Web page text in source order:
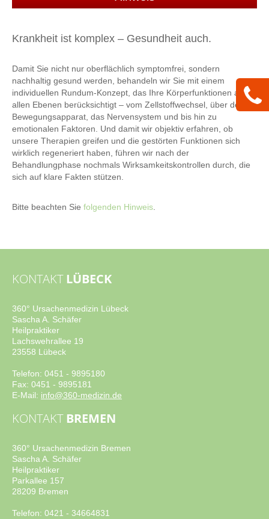
Krankheit ist komplex – Gesundheit auch.
Damit Sie nicht nur oberflächlich symptomfrei, sondern
nachhaltig gesund werden, behandeln wir Sie mit einem
individuellen Rundum-Konzept, das Ihre Körperfunktionen auf
allen Ebenen berücksichtigt – vom Zellstoffwechsel, über den
Bewegungsapparat, das Nervensystem und bis hin zu
emotionalen Faktoren. Und damit wir objektiv erfahren, ob
unsere Therapien greifen und die gestörten Funktionen sich
wirklich regeneriert haben, führen wir nach der
Behandlungphase nochmals Wirksamkeitskontrollen durch, die
sich auf klare Fakten stützen.
Bitte beachten Sie folgenden Hinweis
KONTAKT LÜBECK
360° Ursachenmedizin Lübeck
Sascha A. Schäfer
Heilpraktiker
Lachswehrallee 19
23558 Lübeck
Telefon: 0451 - 9895180
Fax: 0451 - 9895181
E-Mail: info@360-medizin.de
KONTAKT BREMEN
360° Ursachenmedizin Bremen
Sascha A. Schäfer
Heilpraktiker
Parkallee 157
28209 Bremen
Telefon: 0421 - 34664831